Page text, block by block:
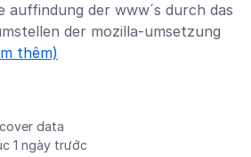
auffindung der www´s durch das
der mozilla-umsetzung
thêm)
data
1 ngày trước